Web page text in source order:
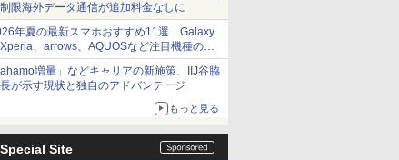
限海外データ通信が追加料金なしに
年夏の最新スマホおすすめ11選 Galaxy
、arrows、AQUOSなど注目機種の特
ahamo増量」などキャリアの新施策、IIJ谷脇
が示す現状と独自のアドバンテージ
もっと見る
Special Site